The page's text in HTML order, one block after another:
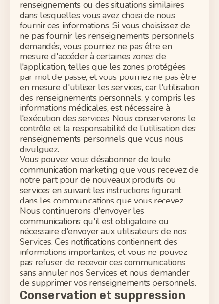
renseignementsou des situations similaires
dans lesquelles vous avez choisi de nous
fournir ces informations. Si vous choisissez de
ne pas fournir les renseignements personnels
demandés, vous pourriez ne pas être en
mesure d'accéder à certaines zones de
l'application, telles que les zones protégées
par mot de passe, et vous pourriez ne pas être
en mesure d'utiliser les services, car l'utilisation
des renseignements personnels, y compris les
informations médicales, est nécessaire à
l'exécution des services. Nousconserveronsle
contrôle et la responsabilité de l’utilisation des
renseignements personnels que vous nous
divulguez.
Vous pouvez vous désabonnerde toute
communication marketing que vous recevez de
notre part pour de nouveaux produits ou
services en suivant les instructions figurant
dans les communications que vous recevez.
Nous continuerons d'envoyer les
communications qu'ilest obligatoire ou
nécessaire d'envoyer aux utilisateurs de nos
Services. Ces notificationscontiennent des
informations importantes, et vous ne pouvez
pas refuser de recevoir ces communications
sans annuler nos Services et nous demander
de supprimervos renseignements personnels.
Conservation et suppression